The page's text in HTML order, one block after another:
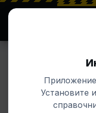
⚡
Σ
Установите